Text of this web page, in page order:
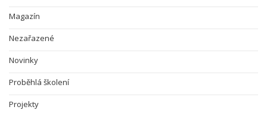
Magazín
Nezařazené
Novinky
Proběhlá školení
Projekty